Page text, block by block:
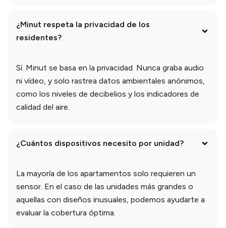
¿Minut respeta la privacidad de los
residentes?
Sí. Minut se basa en la privacidad. Nunca graba audio
ni vídeo, y solo rastrea datos ambientales anónimos,
como los niveles de decibelios y los indicadores de
calidad del aire.
¿Cuántos dispositivos necesito por unidad?
La mayoría de los apartamentos solo requieren un
sensor. En el caso de las unidades más grandes o
aquellas con diseños inusuales, podemos ayudarte a
evaluar la cobertura óptima.